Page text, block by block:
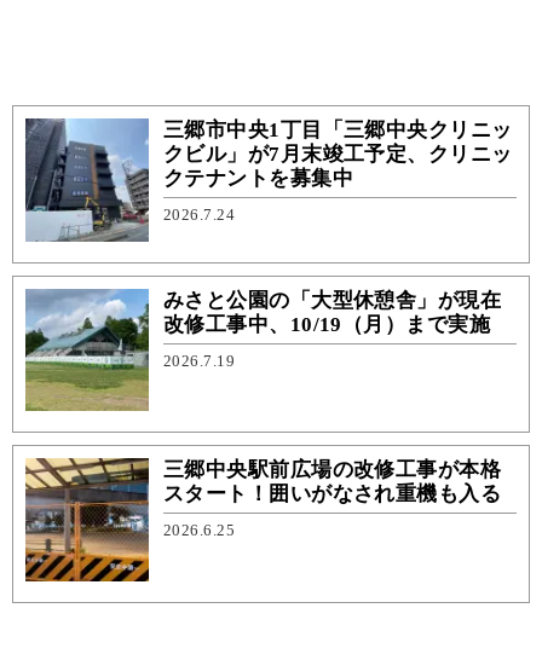
三郷市中央1丁目「三郷中央クリニッ
クビル」が7月末竣工予定、クリニッ
クテナントを募集中
2026.7.24
みさと公園の「大型休憩舎」が現在
改修工事中、10/19（月）まで実施
2026.7.19
三郷中央駅前広場の改修工事が本格
スタート！囲いがなされ重機も入る
2026.6.25